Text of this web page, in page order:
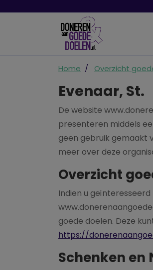
Home Overzicht
Evenaar, St.
De website
presenteren middels
geen gebruik gemaakt
meer over deze
Overzicht
Indien u
goede doelen. Deze
https://
Schenken en